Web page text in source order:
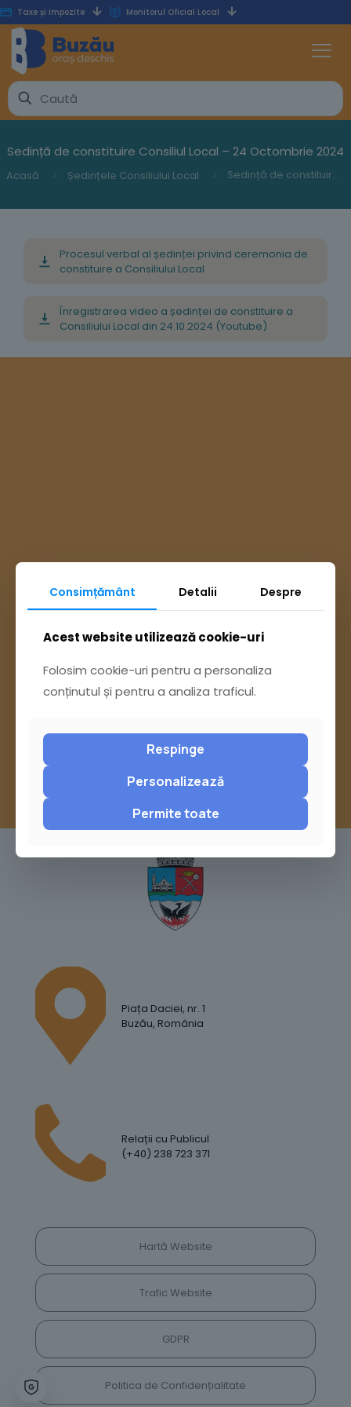
Taxe și impozite Monitorul Oficial Local
Sedință de constituire Consiliul Local – 24 Octombrie 2024
Acasă Ședințele Consiliului Local Sedință de constituire Consiliul Local – 24 Octombrie 2024
Procesul verbal al ședinței privind ceremonia de
constituire a Consiliului Local
Înregistrarea video a ședinței de constituire a
Consiliului Local din 24.10.2024 (Youtube)
Ai întrebări? Accesează
Pagina Contact
Report
Piața Daciei, nr. 1
Buzău, România
Relații cu Publicul
(+40) 238 723 371
Hartă Website
Trafic Website
GDPR
Politica de Confidențialitate
Consimțământ Detalii Despre
Acest website utilizează cookie-uri
Folosim cookie-uri pentru a personaliza
conținutul și pentru a analiza traficul.
Respinge
Personalizează
Permite toate